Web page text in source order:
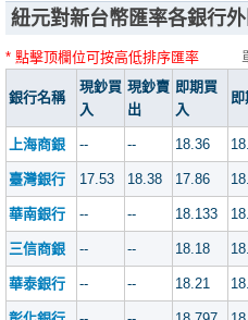
紐元對新台幣匯率各銀行
* 點擊顶欄位可按高低排序匯率
銀行名稱
現鈔買
入
現鈔賣
出
即期買
入
上海商銀 -- -- 18.36
臺灣銀行 17.53 18.38 17.86
華南銀行 -- -- 18.133
三信商銀 -- -- 18.18
華泰銀行 -- -- 18.21